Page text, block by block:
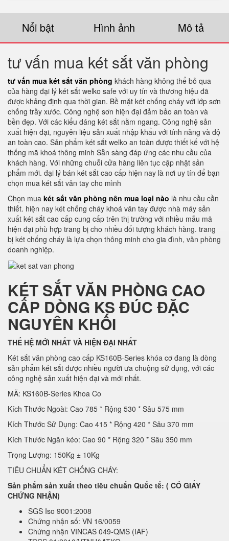
Nổi bật Hình ảnh Mô tả
tư vấn mua két sắt văn phòng
tư vấn mua két sắt văn phòng khách hàng không thể bỏ qua
của hàng đại lý két sắt welko safe với uy tín và thương hiệu đã
được khảng định qua thời gian. Bề mặt két chống cháy với lớp sơn
chống trầy xước. Công nghệ sơn hiện đại đảm bảo an toàn và
bền đẹp. Với các kiểu dáng két sắt nằm ngang. Công nghệ sản
xuất hiện đại, nguyên liệu sản xuất nhập khẩu với tính năng và độ
an toàn cao. Sản phẩm két sắt welko an toàn được thiết kế với hệ
thống mã khoá thông minh Sẵn sàng đáp ứng các nhu cầu của
khách hàng. Với những chuỗi cửa hàng liên tục cập nhật sản
phẩm mới. đại lý bán két sắt cao cấp hiện nay là nơi uy tín để bạn
chọn mua két sắt vân tay cho mình
Chọn mua két sắt văn phòng nên mua loại nào là nhu cầu cần
thiết. hiện nay két chống cháy khoá vân tay được nhà máy sản
xuất két sắt cao cấp cung cấp trên thị trường với nhiều mẫu mã
hiện đại phù hợp trang bị cho nhiều đối tượng khách hàng. trang
bị két chống cháy là lựa chọn thông minh cho gia đình, văn phòng
doanh nghiệp.
KÉT SẮT VĂN PHÒNG CAO
CẤP DÒNG KS ĐÚC ĐẶC
NGUYÊN KHỐI
THẾ HỆ MỚI NHẤT VÀ HIỆN ĐẠI NHẤT
Két sắt văn phòng cao cấp KS160B-Series khóa cơ đang là dòng
sản phẩm két sắt được nhiều người ưa chuộng sử dụng, với các
công nghệ sản xuất hiện đại và mới nhất.
MÃ: KS160B-Series Khoa Co
Kích Thước Ngoài: Cao 785 * Rộng 530 * Sâu 575 mm
Kích Thước Sử Dụng: Cao 415 * Rộng 420 * Sâu 370 mm
Kích Thước Ngăn kéo: Cao 90 * Rộng 320 * Sâu 350 mm
Trọng Lượng: 150Kg ± 10Kg
TIÊU CHUẨN KÉT CHỐNG CHÁY:
Sản phẩm sản xuất theo tiêu chuẩn Quốc tế: ( CÓ GIẤY
CHỨNG NHẬN)
SGS Iso 9001:2008
Chứng nhận số: VN 16/0059
Chứng nhận VINCAS 049-QMS (IAF)